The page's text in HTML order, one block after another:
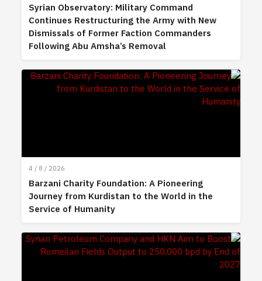
Syrian Observatory: Military Command
Continues Restructuring the Army with New
Dismissals of Former Faction Commanders
Following Abu Amsha’s Removal
4 / 8 / 2026
Barzani Charity Foundation: A Pioneering
Journey from Kurdistan to the World in the
Service of Humanity